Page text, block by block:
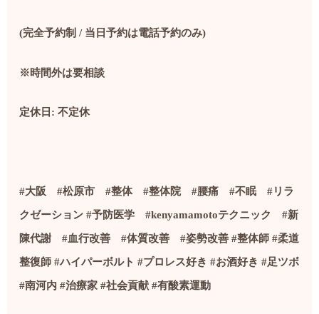
(完全予約制 / 当日予約は電話予約のみ)
※時間外は要相談
定休日 :不定休
#大阪#松原市#整体#整体院#腰痛#不眠#リラ
クゼーション #予防医学#kenyamamotoテクニック#新
陳代謝#血行改善#体質改善#姿勢改善 #整体師 #柔道
整復師 #ハイパーボルト #プロレス好き #お酒好き #足ツボ
#南河内 #治療家 #社会貢献 #有酸素運動